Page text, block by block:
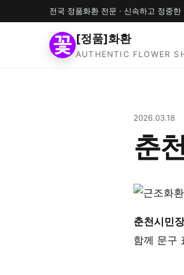
전국 정품화환 전문 · 신속하고 정중한
[정품]화환
AUTHENTIC FLOWER
2026.03.18
춘
춘천시민
함께 문구